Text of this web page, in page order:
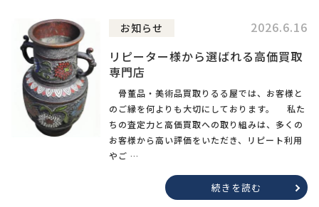
お知らせ
2026.6.16
リピーター様から選ばれる高価買取
専門店
骨董品・美術品買取りるる屋では、お客様と
のご縁を何よりも大切にしております。 私た
ちの査定力と高価買取への取り組みは、多くの
お客様から高い評価をいただき、リピート利用
やご …
続きを読む